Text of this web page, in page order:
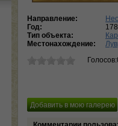
Направление:
Год:
Тип объекта:
Местонахождение: